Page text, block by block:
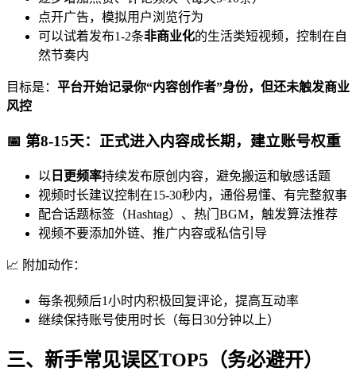
点开广告，模拟用户浏览行为
可以试着发布1-2条非商业化的生活类短视频，控制在自
然节奏内
目标是： 平台开始记录你“内容创作者”身份，但还未触发商业
风控
📅 第8-15天：正式进入内容成长期，建立账号权重
以 日更频率持续发布原创内容，避免搬运和敏感话题
视频时长建议控制在15-30秒内，通俗易懂、有完整叙事
配合话题标签（Hashtag）、热门BGM，触发算法推荐
视频不要添加外链、推广内容或私信引导
📈 附加动作：
每条视频后1小时内积极回复评论，提高互动率
继续保持账号使用时长（每日30分钟以上）
三、新手常见误区TOP5（务必避开）